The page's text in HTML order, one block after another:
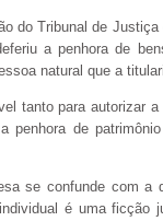
do Tribunal de
a penhora de
natural que a
tanto para autorizar
de
se confunde com a
é uma ficção